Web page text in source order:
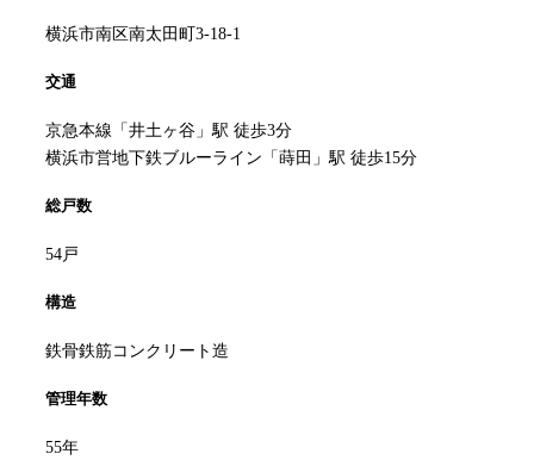
横浜市南区南太田町3-18-1
交通
京急本線「井土ヶ谷」駅 徒歩3分
横浜市営地下鉄ブルーライン「蒔田」駅 徒歩15分
総戸数
54戸
構造
鉄骨鉄筋コンクリート造
管理年数
55年